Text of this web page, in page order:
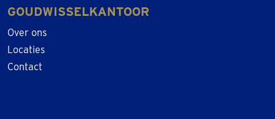
GOUDWISSELKANTOOR
Over ons
Locaties
Contact